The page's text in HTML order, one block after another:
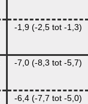
-1,9 (-2,5 tot -1,3)
-7,0 (-8,3 tot -5,7)
-6,4 (-7,7 tot -5,0)